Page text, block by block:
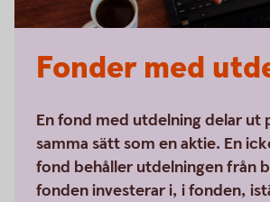
Fonder med
En fond med utdelning delar ut
samma sätt som en aktie. En
fond behåller utdelningen från
fonden investerar i, i fonden,